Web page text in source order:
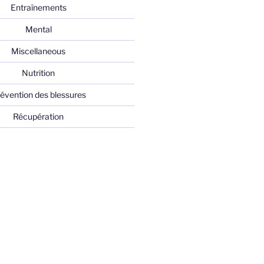
Entraînements
Mental
Miscellaneous
Nutrition
des blessures
Récupération